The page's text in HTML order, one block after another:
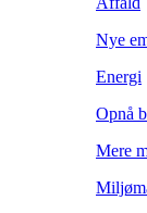
Nye
Energi
Opnå
Mere